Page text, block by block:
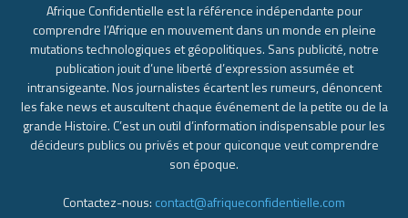
Afrique Confidentielle est la référence indépendante pour
comprendre l’Afrique en mouvement dans un monde en pleine
mutations technologiques et géopolitiques. Sans publicité, notre
publication jouit d’une liberté d’expression assumée et
intransigeante. Nos journalistes écartent les rumeurs, dénoncent
les fake news et auscultent chaque événement de la petite ou de la
grande Histoire. C’est un outil d’information indispensable pour les
décideurs publics ou privés et pour quiconque veut comprendre
son époque.
Contactez-nous: contact@afriqueconfidentielle.com